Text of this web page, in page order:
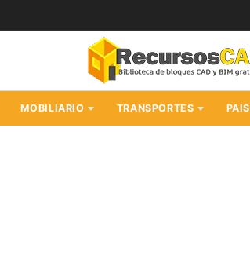
MOBILIARIO TRANSPORTES